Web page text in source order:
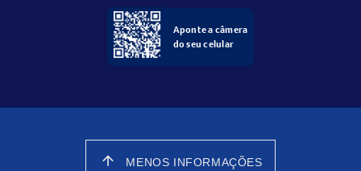
Aponte a câmera
do seu celular
arrow_upward MENOS INFORMAÇÕES